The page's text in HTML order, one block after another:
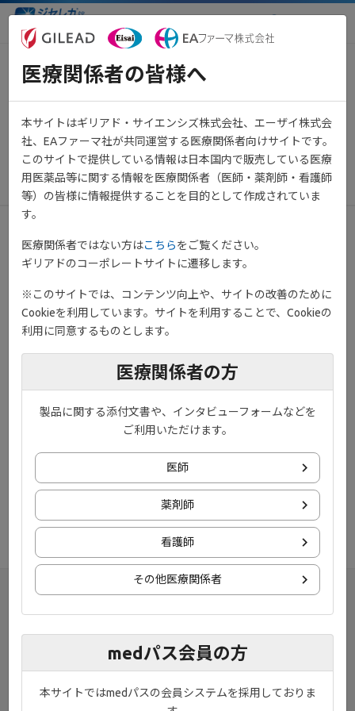
医療関係者向け情報サイト
One Point Info Vol.6
実臨床において最適ではない疾
患管理下にあるUC患者の割合：
IBD-PODCAST研究
会員限定コンテンツ
動画［3:27］
疾患・診断・治療に関するOne Point Information vol. 6として、実
臨床において最適ではない疾患管理下にあるUC患者の割合：IBD-
PODCAST研究について紹介しています。
医療関係者の皆様へ
本サイトはギリアド・サイエンシズ株式会社、エーザイ株式会
社、EAファーマ社が共同運営する医療関係者向けサイトです。
このサイトで提供している情報は日本国内で販売している医療
用医薬品等に関する情報を医療関係者（医師・薬剤師・看護師
等）の皆様に情報提供することを目的として作成されていま
す。
医療関係者ではない方はこちらをご覧ください。
ギリアドのコーポレートサイトに遷移します。
※このサイトでは、コンテンツ向上や、サイトの改善のために
Cookieを利用しています。サイトを利用することで、Cookieの
利用に同意するものとします。
医療関係者の方
製品に関する添付文書や、インタビューフォームなどを
ご利用いただけます。
医師
薬剤師
看護師
その他医療関係者
medパス会員の方
本サイトではmedパスの会員システムを採用しておりま